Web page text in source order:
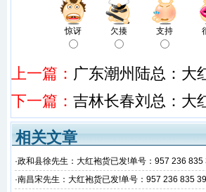
惊讶 欠揍 支持
上一篇： 广东潮州陆总：大
下一篇： 吉林长春刘总：大
相关文章
·政和县徐先生：大红袍货已发!单号：957 236 835
·南昌宋先生：大红袍货已发!单号：957 236 835